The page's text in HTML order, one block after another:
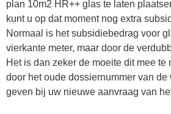
plan 10m2 HR++ glas te laten
kunt u op dat moment nog extra
Normaal is het subsidiebedrag voor
vierkante meter, maar door de
Het is dan zeker de moeite dit mee te
door het oude dossiernummer van de
geven bij uw nieuwe aanvraag van